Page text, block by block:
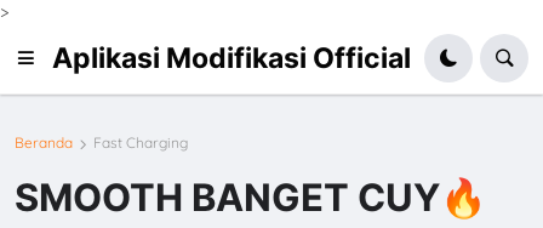
>
Aplikasi Modifikasi Official
Beranda Fast Charging
SMOOTH BANGET CUY🔥